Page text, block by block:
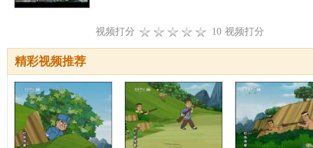
视频打分 10 视频打分
精彩视频推荐